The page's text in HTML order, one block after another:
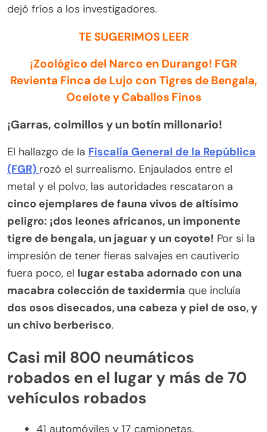
dejó fríos a los investigadores.
TE SUGERIMOS LEER
¡Zoológico del Narco en Durango! FGR
Revienta Finca de Lujo con Tigres de Bengala,
Ocelote y Caballos Finos
¡Garras, colmillos y un botín millonario!
El hallazgo de la Fiscalía General de la República
(FGR) rozó el surrealismo. Enjaulados entre el
metal y el polvo, las autoridades rescataron a
cinco ejemplares de fauna vivos de altísimo
peligro: ¡dos leones africanos, un imponente
tigre de bengala, un jaguar y un coyote! Por si la
impresión de tener fieras salvajes en cautiverio
fuera poco, el lugar estaba adornado con una
macabra colección de taxidermia que incluía
dos osos disecados, una cabeza y piel de oso, y
un chivo berberisco.
Casi mil 800 neumáticos
robados en el lugar y más de 70
vehículos robados
41 automóviles y 17 camionetas.